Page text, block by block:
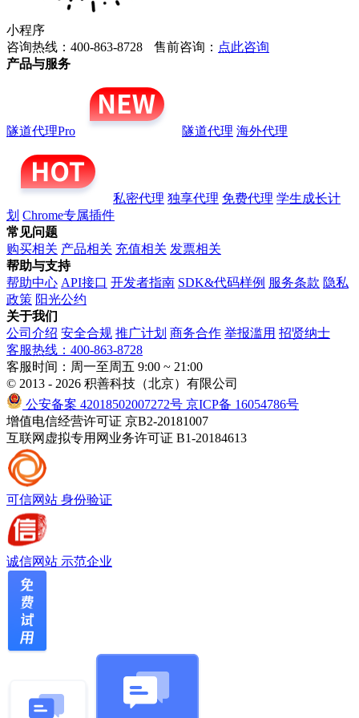
小程序
咨询热线：400-863-8728
售前咨询： 点此咨询
产品与服务
隧道代理Pro 隧道代理 海外代理
私密代理 独享代理 免费代理 学生成长计
划 Chrome专属插件
常见问题
购买相关 产品相关 充值相关 发票相关
帮助与支持
帮助中心 API接口 开发者指南 SDK&代码样例 服务条款 隐私
政策 阳光公约
关于我们
公司介绍 安全合规 推广计划 商务合作 举报滥用 招贤纳士
客服热线：400-863-8728
客服时间：周一至周五 9:00 ~ 21:00
© 2013 - 2026 积善科技（北京）有限公司
公安备案 42018502007272号 京ICP备 16054786号
增值电信经营许可证 京B2-20181007
互联网虚拟专用网业务许可证 B1-20184613
可信网站 身份验证
诚信网站 示范企业